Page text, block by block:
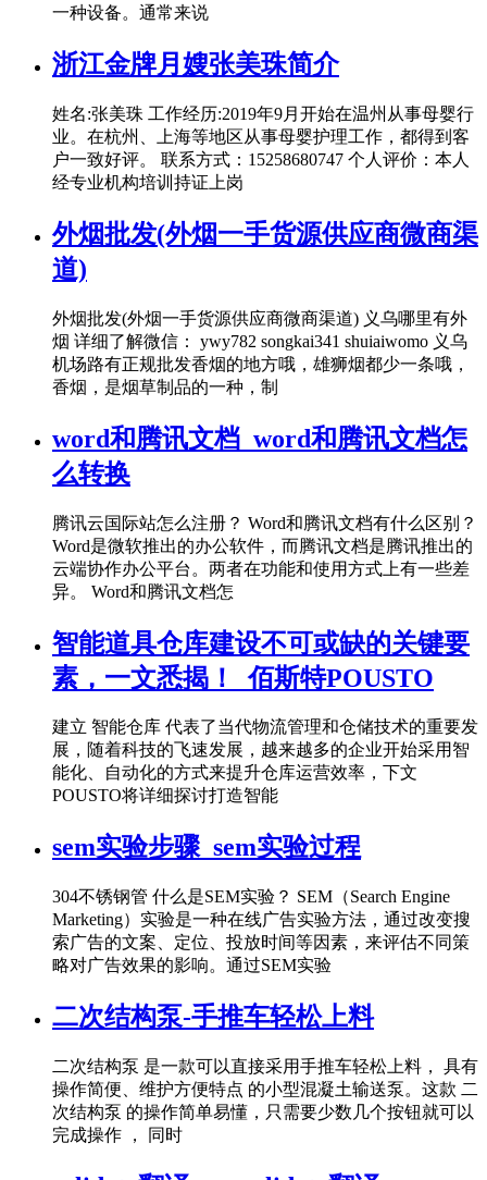
一种设备。通常来说
浙江金牌月嫂张美珠简介
姓名:张美珠 工作经历:2019年9月开始在温州从事母婴行
业。在杭州、上海等地区从事母婴护理工作，都得到客
户一致好评。 联系方式：15258680747 个人评价：本人
经专业机构培训持证上岗
外烟批发(外烟一手货源供应商微商渠
道)
外烟批发(外烟一手货源供应商微商渠道) 义乌哪里有外
烟 详细了解微信： ywy782 songkai341 shuiaiwomo 义乌
机场路有正规批发香烟的地方哦，雄狮烟都少一条哦，
香烟，是烟草制品的一种，制
word和腾讯文档_word和腾讯文档怎
么转换
腾讯云国际站怎么注册？ Word和腾讯文档有什么区别？
Word是微软推出的办公软件，而腾讯文档是腾讯推出的
云端协作办公平台。两者在功能和使用方式上有一些差
异。 Word和腾讯文档怎
智能道具仓库建设不可或缺的关键要
素，一文悉揭！_佰斯特POUSTO
建立 智能仓库 代表了当代物流管理和仓储技术的重要发
展，随着科技的飞速发展，越来越多的企业开始采用智
能化、自动化的方式来提升仓库运营效率，下文
POUSTO将详细探讨打造智能
sem实验步骤_sem实验过程
304不锈钢管 什么是SEM实验？ SEM（Search Engine
Marketing）实验是一种在线广告实验方法，通过改变搜
索广告的文案、定位、投放时间等因素，来评估不同策
略对广告效果的影响。通过SEM实验
二次结构泵-手推车轻松上料
二次结构泵 是一款可以直接采用手推车轻松上料， 具有
操作简便、维护方便特点 的小型混凝土输送泵。这款 二
次结构泵 的操作简单易懂，只需要少数几个按钮就可以
完成操作 ， 同时